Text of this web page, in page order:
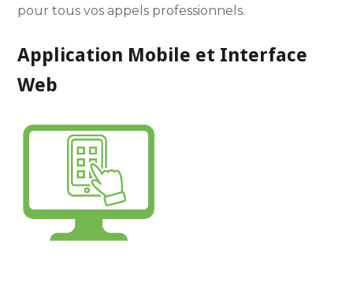
pour tous vos appels professionnels.
Application Mobile et Interface
Web